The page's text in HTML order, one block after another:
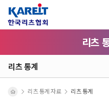
리츠
리츠 통계
리츠 통계 자료 리츠 통계